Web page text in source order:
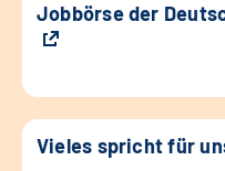
Jobbörse der
Vieles spricht für